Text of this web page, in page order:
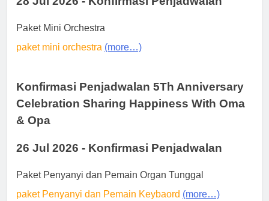
Paket Mini Orchestra
paket mini orchestra (more…)
Konfirmasi Penjadwalan 5Th Anniversary
Celebration Sharing Happiness With Oma
& Opa
26 Jul 2026 - Konfirmasi Penjadwalan
Paket Penyanyi dan Pemain Organ Tunggal
paket Penyanyi dan Pemain Keybaord (more…)